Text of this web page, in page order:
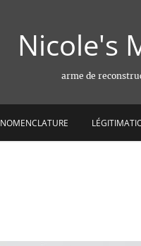
Nicole's
arme de
NOMENCLATURE